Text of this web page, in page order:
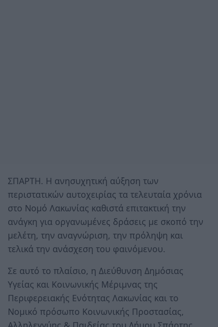
ΣΠΑΡΤΗ. Η ανησυχητική αύξηση των
περιστατικών αυτοχειρίας τα τελευταία χρόνια
στο Νομό Λακωνίας καθιστά επιτακτική την
ανάγκη για οργανωμένες δράσεις με σκοπό την
μελέτη, την αναγνώριση, την πρόληψη και
τελικά την ανάσχεση του φαινόμενου.
Σε αυτό το πλαίσιο, η Διεύθυνση Δημόσιας
Υγείας και Κοινωνικής Μέριμνας της
Περιφερειακής Ενότητας Λακωνίας και το
Νομικό πρόσωπο Κοινωνικής Προστασίας,